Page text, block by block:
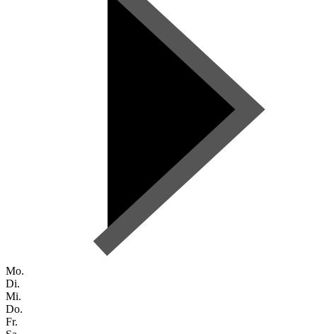
Mo.
Di.
Mi.
Do.
Fr.